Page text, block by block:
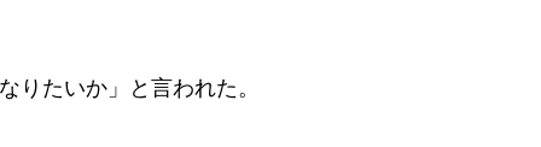
たいか」と言われた。